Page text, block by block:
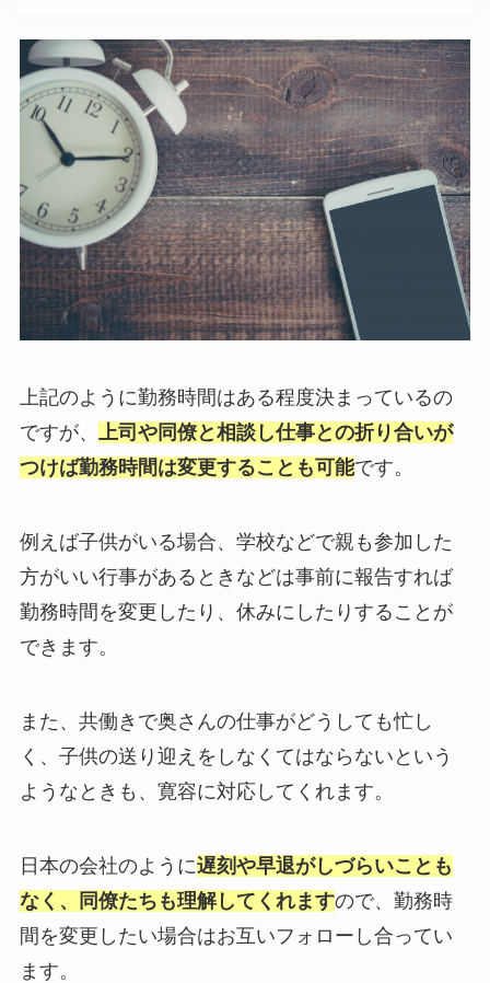
上記のように勤務時間はある程度決まっているの
ですが、 上司や同僚と相談し仕事との折り合いが
つけば勤務時間は変更することも可能です。
例えば子供がいる場合、学校などで親も参加した
方がいい行事があるときなどは事前に報告すれば
勤務時間を変更したり、休みにしたりすることが
できます。
また、共働きで奥さんの仕事がどうしても忙し
く、子供の送り迎えをしなくてはならないという
ようなときも、寛容に対応してくれます。
日本の会社のように遅刻や早退がしづらいことも
なく、同僚たちも理解してくれますので、勤務時
間を変更したい場合はお互いフォローし合ってい
ます。